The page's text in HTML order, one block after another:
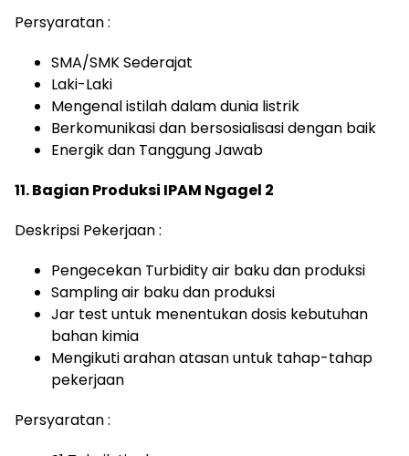
Persyaratan :
SMA/SMK Sederajat
Laki-Laki
Mengenal istilah dalam dunia listrik
Berkomunikasi dan bersosialisasi dengan baik
Energik dan Tanggung Jawab
11. Bagian Produksi IPAM Ngagel 2
Deskripsi Pekerjaan :
Pengecekan Turbidity air baku dan produksi
Sampling air baku dan produksi
Jar test untuk menentukan dosis kebutuhan
bahan kimia
Mengikuti arahan atasan untuk tahap-tahap
pekerjaan
Persyaratan :